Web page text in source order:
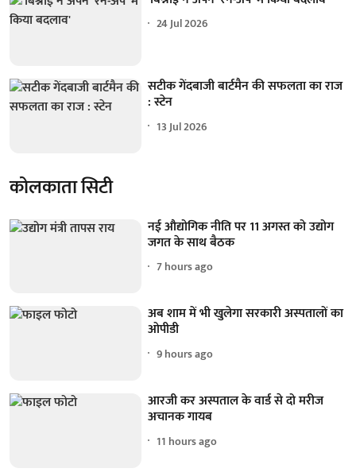
24 Jul 2026
सटीक गेंदबाजी बार्टमैन की सफलता का राज
: स्टेन
13 Jul 2026
कोलकाता सिटी
नई औद्योगिक नीति पर 11 अगस्त को उद्योग
जगत के साथ बैठक
7 hours ago
अब शाम में भी खुलेगा सरकारी अस्पतालों का
ओपीडी
9 hours ago
आरजी कर अस्पताल के वार्ड से दो मरीज
अचानक गायब
11 hours ago